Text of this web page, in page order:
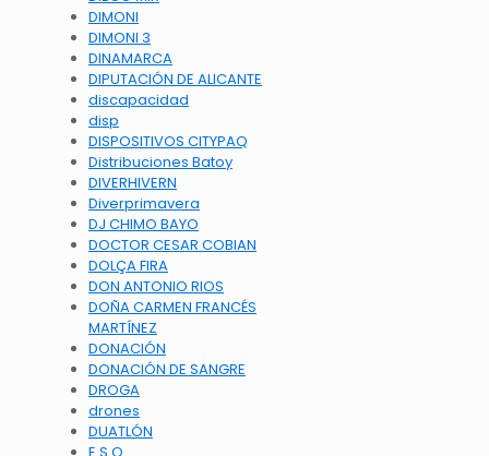
DIMONI
DIMONI 3
DINAMARCA
DIPUTACIÓN DE ALICANTE
discapacidad
disp
DISPOSITIVOS CITYPAQ
Distribuciones Batoy
DIVERHIVERN
Diverprimavera
DJ CHIMO BAYO
DOCTOR CESAR COBIAN
DOLÇA FIRA
DON ANTONIO RIOS
DOÑA CARMEN FRANCÉS
MARTÍNEZ
DONACIÓN
DONACIÓN DE SANGRE
DROGA
drones
DUATLÓN